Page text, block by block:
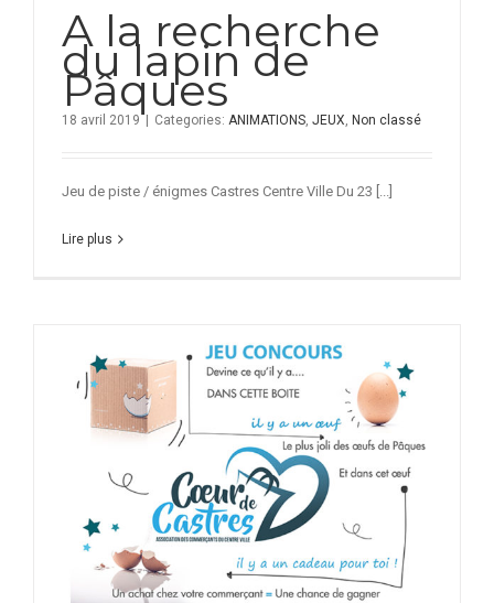
A la recherche
du lapin de
Pâques
18 avril 2019 Categories: ANIMATIONS, JEUX, Non classé
Jeu de piste / énigmes Castres Centre Ville Du 23 [...]
Lire plus